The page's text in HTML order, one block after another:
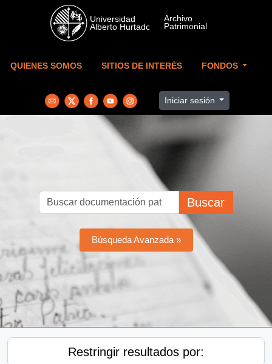
Skip to main content
QUIENES SOMOS SITIOS DE INTERÉS FONDOS
Iniciar sesión
Buscar
Búsqueda Avanzada »
Restringir resultados por: